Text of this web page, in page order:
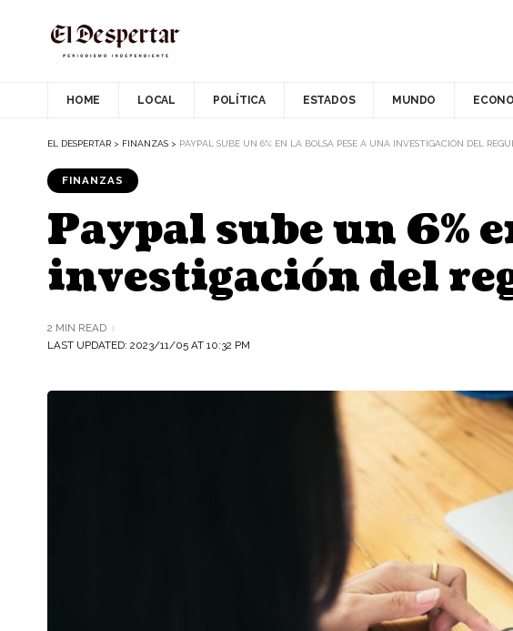
HOME LOCAL POLÍTICA ESTADOS MUNDO
EL DESPERTAR > FINANZAS > PAYPAL SUBE UN 6% EN LA BOLSA PESE A UNA INVESTIGACIÓN DEL
FINANZAS
Paypal sube un 6%
investigación del
LAST UPDATED: 2023/11/05 AT 10:32 PM
2 MIN READ